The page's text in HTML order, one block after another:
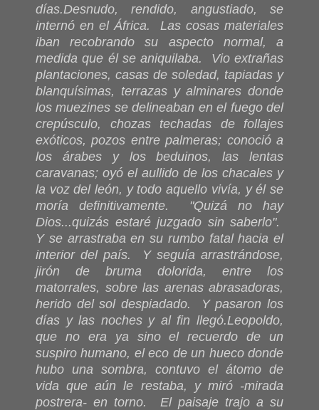
días.Desnudo, rendido, angustiado, se
internó en el África. Las cosas materiales
iban recobrando su aspecto normal, a
medida que él se aniquilaba. Vio extrañas
plantaciones, casas de soledad, tapiadas y
blanquísimas, terrazas y alminares donde
los muezines se delineaban en el fuego del
crepúsculo, chozas techadas de follajes
exóticos, pozos entre palmeras; conoció a
los árabes y los beduinos, las lentas
caravanas; oyó el aullido de los chacales y
la voz del león, y todo aquello vivía, y él se
moría definitivamente. "Quizá no hay
Dios...quizás estaré juzgado sin saberlo".
Y se arrastraba en su rumbo fatal hacia el
interior del país. Y seguía arrastrándose,
jirón de bruma dolorida, entre los
matorrales, sobre las arenas abrasadoras,
herido del sol despiadado. Y pasaron los
días y las noches y al fin llegó.Leopoldo,
que no era ya sino el recuerdo de un
suspiro humano, el eco de un hueco donde
hubo una sombra, contuvo el átomo de
vida que aún le restaba, y miró -mirada
postrera- en torno. El paisaje trajo a su